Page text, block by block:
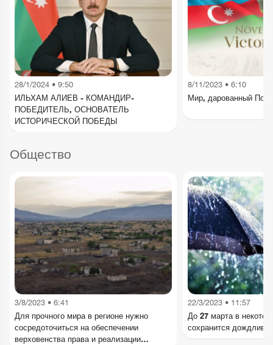
28/1/2024 • 9:50
ИЛЬХАМ АЛИЕВ - КОМАНДИР-
ПОБЕДИТЕЛЬ, ОСНОВАТЕЛЬ
ИСТОРИЧЕСКОЙ ПОБЕДЫ
8/11/2023 • 6:10
Мир, дарованный
Общество
3/8/2023 • 6:41
Для прочного мира в регионе нужно
сосредоточиться на обеспечении
верховенства права и реализации
22/3/2023 • 11:57
До 27 марта в
сохранится